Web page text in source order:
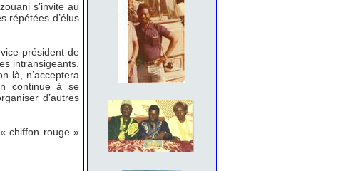
s’invite au
répétées d’élus
président de
intransigeants.
là, n’acceptera
continue à se
d’autres
chiffon rouge »